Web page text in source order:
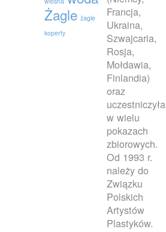
Żagle żagle
koperty
Francja,
Ukraina,
Szwajcaria,
Rosja,
Mołdawia,
Finlandia)
oraz
uczestniczyła
w wielu
pokazach
zbiorowych.
Od 1993 r.
należy do
Związku
Polskich
Artystów
Plastyków.